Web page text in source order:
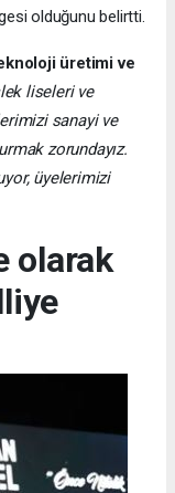
olduğunu belirtti.
üretimi ve
liseleri ve
sanayi ve
zorundayız.
üyelerimizi
olarak